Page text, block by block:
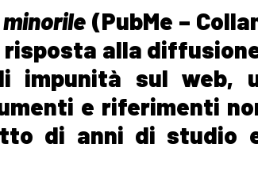
(PubMe –
risposta alla
impunità sul web,
e riferimenti
di anni di studio